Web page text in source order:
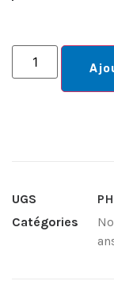
UGS
Catégories